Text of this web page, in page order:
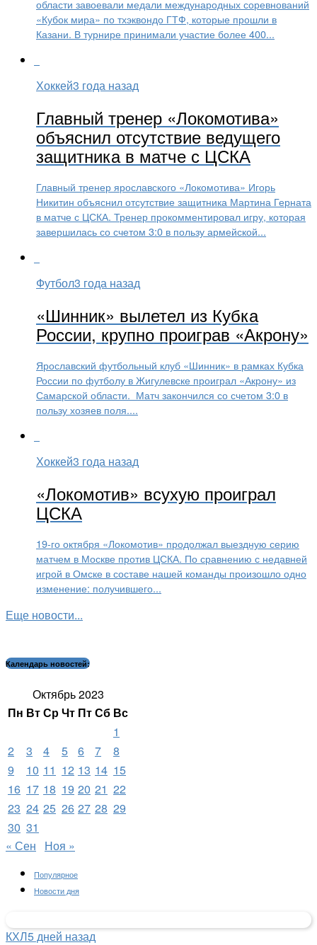
области завоевали медали международных соревнований
«Кубок мира» по тхэквондо ГТФ, которые прошли в
Казани. В турнире принимали участие более 400...
Хоккей3 года назад
Главный тренер «Локомотива»
объяснил отсутствие ведущего
защитника в матче с ЦСКА
Главный тренер ярославского «Локомотива» Игорь
Никитин объяснил отсутствие защитника Мартина Герната
в матче с ЦСКА. Тренер прокомментировал игру, которая
завершилась со счетом 3:0 в пользу армейской...
Футбол3 года назад
«Шинник» вылетел из Кубка
России, крупно проиграв «Акрону»
Ярославский футбольный клуб «Шинник» в рамках Кубка
России по футболу в Жигулевске проиграл «Акрону» из
Самарской области. Матч закончился со счетом 3:0 в
пользу хозяев поля....
Хоккей3 года назад
«Локомотив» всухую проиграл
ЦСКА
19-го октября «Локомотив» продолжал выездную серию
матчем в Москве против ЦСКА. По сравнению с недавней
игрой в Омске в составе нашей команды произошло одно
изменение: получившего...
Еще новости...
Календарь новостей:
Октябрь 2023
Пн ВтСрЧт ПтСб Вс
1
2
3 4 5 6 7
8
9
10 11 12 13 14 15
16 17 18 19 20 21 22
23 24 25 26 27 28 29
30 31
« Сен
Ноя »
Популярное
Новости дня
КХЛ5 дней назад